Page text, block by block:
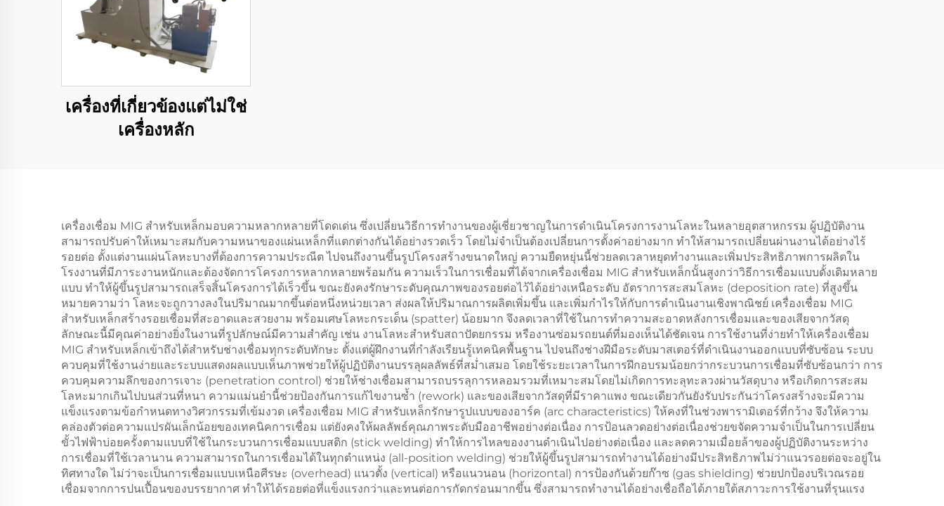
เครื่องที่เกี่ยวข้องแต่ไม่ใช่
เครื่องหลัก
เครื่องเชื่อม MIG สำหรับเหล็กมอบความหลากหลายที่โดดเด่น ซึ่งเปลี่ยนวิธีการทำงานของผู้เชี่ยวชาญในการดำเนินโครงการงานโลหะในหลายอุตสาหกรรม ผู้ปฏิบัติงาน
สามารถปรับค่าให้เหมาะสมกับความหนาของแผ่นเหล็กที่แตกต่างกันได้อย่างรวดเร็ว โดยไม่จำเป็นต้องเปลี่ยนการตั้งค่าอย่างมาก ทำให้สามารถเปลี่ยนผ่านงานได้อย่างไร้
รอยต่อ ตั้งแต่งานแผ่นโลหะบางที่ต้องการความประณีต ไปจนถึงงานขึ้นรูปโครงสร้างขนาดใหญ่ ความยืดหยุ่นนี้ช่วยลดเวลาหยุดทำงานและเพิ่มประสิทธิภาพการผลิตใน
โรงงานที่มีภาระงานหนักและต้องจัดการโครงการหลากหลายพร้อมกัน ความเร็วในการเชื่อมที่ได้จากเครื่องเชื่อม MIG สำหรับเหล็กนั้นสูงกว่าวิธีการเชื่อมแบบดั้งเดิมหลาย
แบบ ทำให้ผู้ขึ้นรูปสามารถเสร็จสิ้นโครงการได้เร็วขึ้น ขณะยังคงรักษาระดับคุณภาพของรอยต่อไว้ได้อย่างเหนือระดับ อัตราการสะสมโลหะ (deposition rate) ที่สูงขึ้น
หมายความว่า โลหะจะถูกวางลงในปริมาณมากขึ้นต่อหนึ่งหน่วยเวลา ส่งผลให้ปริมาณการผลิตเพิ่มขึ้น และเพิ่มกำไรให้กับการดำเนินงานเชิงพาณิชย์ เครื่องเชื่อม MIG
สำหรับเหล็กสร้างรอยเชื่อมที่สะอาดและสวยงาม พร้อมเศษโลหะกระเด็น (spatter) น้อยมาก จึงลดเวลาที่ใช้ในการทำความสะอาดหลังการเชื่อมและของเสียจากวัสดุ
ลักษณะนี้มีคุณค่าอย่างยิ่งในงานที่รูปลักษณ์มีความสำคัญ เช่น งานโลหะสำหรับสถาปัตยกรรม หรืองานซ่อมรถยนต์ที่มองเห็นได้ชัดเจน การใช้งานที่ง่ายทำให้เครื่องเชื่อม
MIG สำหรับเหล็กเข้าถึงได้สำหรับช่างเชื่อมทุกระดับทักษะ ตั้งแต่ผู้ฝึกงานที่กำลังเรียนรู้เทคนิคพื้นฐาน ไปจนถึงช่างฝีมือระดับมาสเตอร์ที่ดำเนินงานออกแบบที่ซับซ้อน ระบบ
ควบคุมที่ใช้งานง่ายและระบบแสดงผลแบบเห็นภาพช่วยให้ผู้ปฏิบัติงานบรรลุผลลัพธ์ที่สม่ำเสมอ โดยใช้ระยะเวลาในการฝึกอบรมน้อยกว่ากระบวนการเชื่อมที่ซับซ้อนกว่า การ
ควบคุมความลึกของการเจาะ (penetration control) ช่วยให้ช่างเชื่อมสามารถบรรลุการหลอมรวมที่เหมาะสมโดยไม่เกิดการทะลุทะลวงผ่านวัสดุบาง หรือเกิดการสะสม
โลหะมากเกินไปบนส่วนที่หนา ความแม่นยำนี้ช่วยป้องกันการแก้ไขงานซ้ำ (rework) และของเสียจากวัสดุที่มีราคาแพง ขณะเดียวกันยังรับประกันว่าโครงสร้างจะมีความ
แข็งแรงตามข้อกำหนดทางวิศวกรรมที่เข้มงวด เครื่องเชื่อม MIG สำหรับเหล็กรักษารูปแบบของอาร์ค (arc characteristics) ให้คงที่ในช่วงพารามิเตอร์ที่กว้าง จึงให้ความ
คล่องตัวต่อความแปรผันเล็กน้อยของเทคนิคการเชื่อม แต่ยังคงให้ผลลัพธ์คุณภาพระดับมืออาชีพอย่างต่อเนื่อง การป้อนลวดอย่างต่อเนื่องช่วยขจัดความจำเป็นในการเปลี่ยน
ขั้วไฟฟ้าบ่อยครั้งตามแบบที่ใช้ในกระบวนการเชื่อมแบบสติก (stick welding) ทำให้การไหลของงานดำเนินไปอย่างต่อเนื่อง และลดความเมื่อยล้าของผู้ปฏิบัติงานระหว่าง
การเชื่อมที่ใช้เวลานาน ความสามารถในการเชื่อมได้ในทุกตำแหน่ง (all-position welding) ช่วยให้ผู้ขึ้นรูปสามารถทำงานได้อย่างมีประสิทธิภาพไม่ว่าแนวรอยต่อจะอยู่ใน
ทิศทางใด ไม่ว่าจะเป็นการเชื่อมแบบเหนือศีรษะ (overhead) แนวตั้ง (vertical) หรือแนวนอน (horizontal) การป้องกันด้วยก๊าซ (gas shielding) ช่วยปกป้องบริเวณรอย
เชื่อมจากการปนเปื้อนของบรรยากาศ ทำให้ได้รอยต่อที่แข็งแรงกว่าและทนต่อการกัดกร่อนมากขึ้น ซึ่งสามารถทำงานได้อย่างเชื่อถือได้ภายใต้สภาวะการใช้งานที่รุนแรง